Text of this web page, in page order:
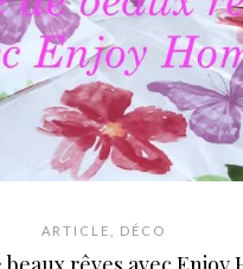
ARTICLE DÉCO